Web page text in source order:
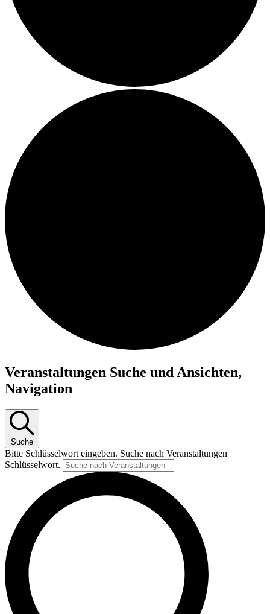
Veranstaltungen
für
14.08.24
Veranstaltungen Suche und Ansichten,
Navigation
Suche
Bitte Schlüsselwort eingeben. Suche nach Veranstaltungen
Schlüsselwort.